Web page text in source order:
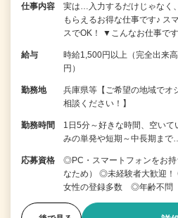
仕事内容
実は…入力するだけじゃなく
もらえるお得な仕事です♪ ス
スでOK！ ▼こんなお仕事で
給与
時給1,500円以上（完全出来
円）
勤務地
兵庫県等【ご希望の地域で
相談ください！】
勤務時間
1日5分～好きな時間、空い
みの単発や短期～中長期まで…
応募資格
◎PC・スマートフォンをお
なため） ◎未経験者大歓迎
女性の登録多数 ◎年齢不問